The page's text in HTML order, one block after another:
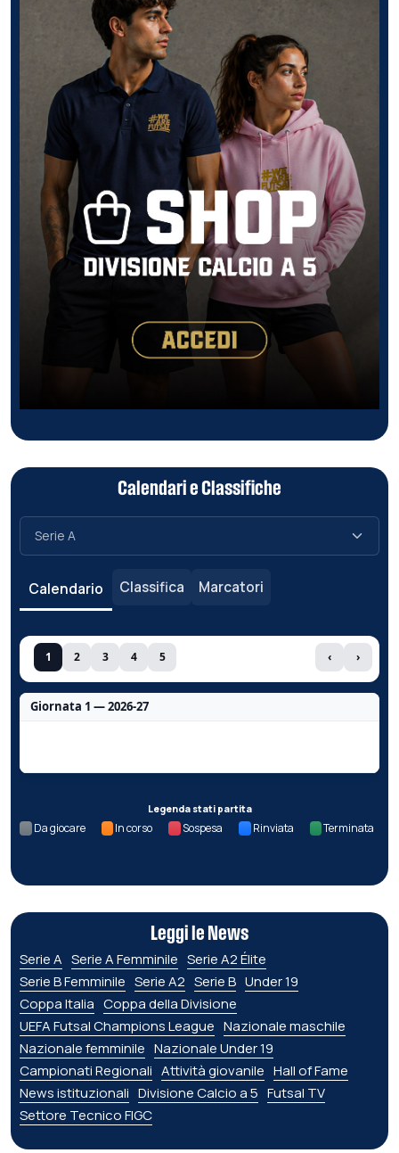
Calendari e Classifiche
Calendario Classifica Marcatori
1 2 3 4 5 ‹ ›
Giornata 1 — 2026-27
Legenda stati partita
Da giocare In corso Sospesa Rinviata Terminata
Leggi le News
Serie A Serie A Femminile Serie A2 Élite
Serie B Femminile Serie A2 Serie B Under 19
Coppa Italia Coppa della Divisione
UEFA Futsal Champions League Nazionale maschile
Nazionale femminile Nazionale Under 19
Campionati Regionali Attività giovanile Hall of Fame
News istituzionali Divisione Calcio a 5 Futsal TV
Settore Tecnico FIGC